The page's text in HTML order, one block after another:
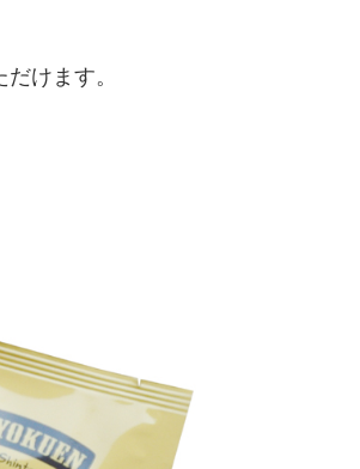
けます。